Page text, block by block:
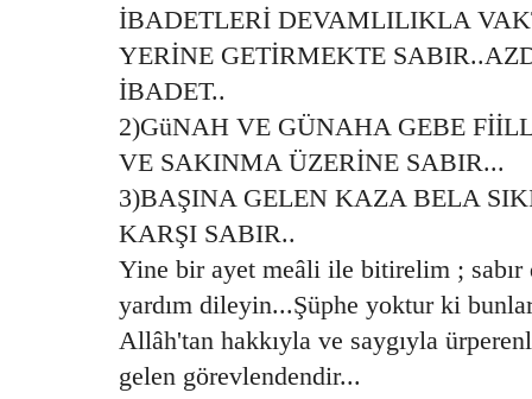
İBADETLERİ DEVAMLILIKLA
YERİNE GETİRMEKTE
İBADET..
2)GüNAH VE GÜNAHA GEBE
VE SAKINMA ÜZERİNE SABIR...
3)BAŞINA GELEN KAZA BELA
KARŞI SABIR..
Yine bir ayet meâli ile bitirelim ;
yardım dileyin...Şüphe yoktur ki
Allâh'tan hakkıyla ve saygıyla
gelen görevlendendir...